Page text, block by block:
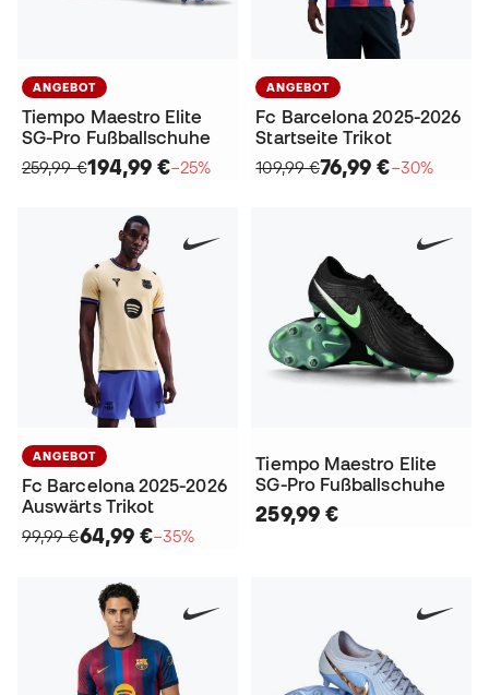
ANGEBOT
Tiempo Maestro Elite
SG-Pro Fußballschuhe
259,99 €194,99 €−25%
ANGEBOT
Fc Barcelona 2025-2026
Startseite Trikot
109,99 €76,99 €−30%
ANGEBOT
Fc Barcelona 2025-2026
Auswärts Trikot
99,99 €64,99 €−35%
Tiempo Maestro Elite
SG-Pro Fußballschuhe
259,99 €